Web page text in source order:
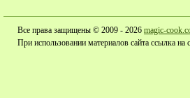
Все права защищены © 2009 - 2026 magic-
При использовании материалов сайта ссылка на